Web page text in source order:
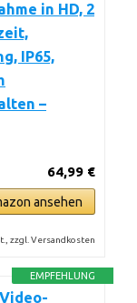
in HD, 2
IP65,
–
64,99 €
ansehen
zzgl. Versandkosten
EMPFEHLUNG